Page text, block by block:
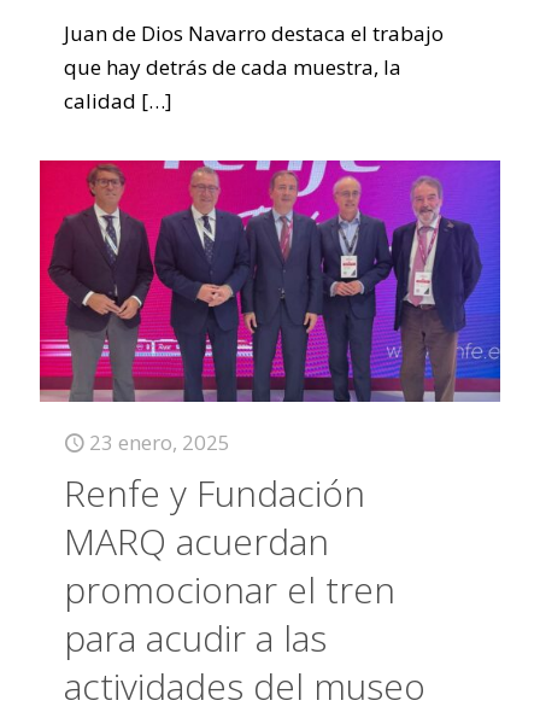
Juan de Dios Navarro destaca el trabajo
que hay detrás de cada muestra, la
calidad […]
23 enero, 2025
Renfe y Fundación
MARQ acuerdan
promocionar el tren
para acudir a las
actividades del museo